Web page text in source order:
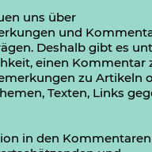
uns über
und
Deshalb gibt es
einen Kommentar
zu Artikeln
Texten, Links
in den Kommentaren